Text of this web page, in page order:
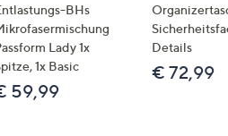
BHs
Lady 1x
1x Basic
59,99
Details
€ 72,99